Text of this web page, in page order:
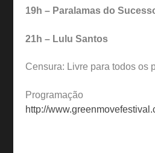
19h – Paralamas do
21h – Lulu Santos
Censura: Livre para todos os
Programação
http://